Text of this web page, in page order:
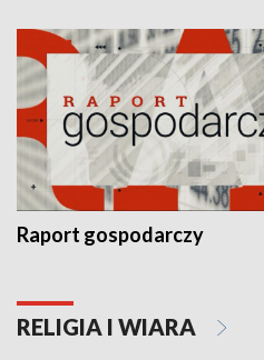
Raport gospodarczy
RELIGIA I WIARA